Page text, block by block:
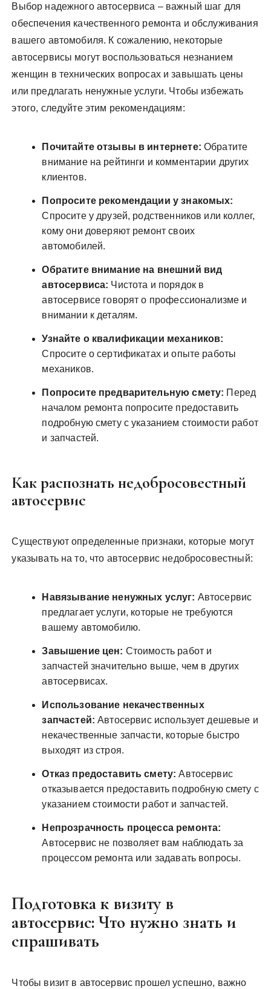
Выбор надежного автосервиса – важный шаг для
обеспечения качественного ремонта и обслуживания
вашего автомобиля. К сожалению, некоторые
автосервисы могут воспользоваться незнанием
женщин в технических вопросах и завышать цены
или предлагать ненужные услуги. Чтобы избежать
этого, следуйте этим рекомендациям:
Почитайте отзывы в интернете: Обратите
внимание на рейтинги и комментарии других
клиентов.
Попросите рекомендации у знакомых:
Спросите у друзей, родственников или коллег,
кому они доверяют ремонт своих
автомобилей.
Обратите внимание на внешний вид
автосервиса: Чистота и порядок в
автосервисе говорят о профессионализме и
внимании к деталям.
Узнайте о квалификации механиков:
Спросите о сертификатах и опыте работы
механиков.
Попросите предварительную смету: Перед
началом ремонта попросите предоставить
подробную смету с указанием стоимости работ
и запчастей.
Как распознать недобросовестный
автосервис
Существуют определенные признаки, которые могут
указывать на то, что автосервис недобросовестный:
Навязывание ненужных услуг: Автосервис
предлагает услуги, которые не требуются
вашему автомобилю.
Завышение цен: Стоимость работ и
запчастей значительно выше, чем в других
автосервисах.
Использование некачественных
запчастей: Автосервис использует дешевые и
некачественные запчасти, которые быстро
выходят из строя.
Отказ предоставить смету: Автосервис
отказывается предоставить подробную смету с
указанием стоимости работ и запчастей.
Непрозрачность процесса ремонта:
Автосервис не позволяет вам наблюдать за
процессом ремонта или задавать вопросы.
Подготовка к визиту в
автосервис: Что нужно знать и
спрашивать
Чтобы визит в автосервис прошел успешно, важно